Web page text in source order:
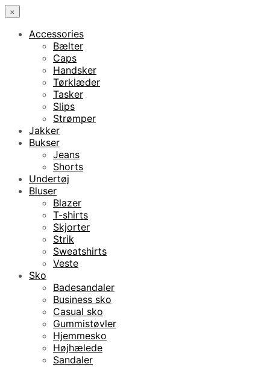
×
Accessories
Bælter
Caps
Handsker
Tørklæder
Tasker
Slips
Strømper
Jakker
Bukser
Jeans
Shorts
Undertøj
Bluser
Blazer
T-shirts
Skjorter
Strik
Sweatshirts
Veste
Sko
Badesandaler
Business sko
Casual sko
Gummistøvler
Hjemmesko
Højhælede
Sandaler